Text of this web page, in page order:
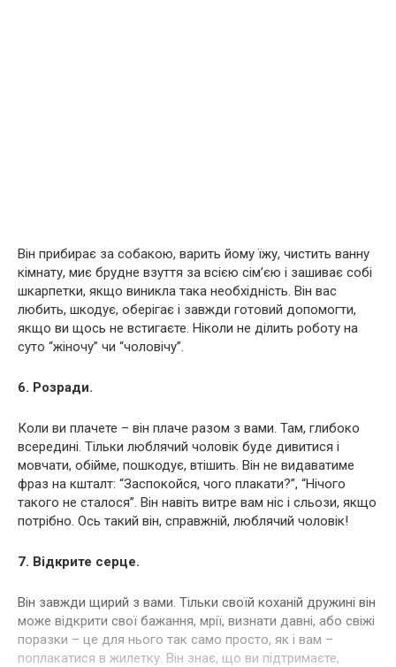
Він прибирає за собакою, варить йому їжу, чистить ванну
кімнату, миє брудне взуття за всією сім’єю і зашиває собі
шкарпетки, якщо виникла така необхідність. Він вас
любить, шкодує, оберігає і завжди готовий допомогти,
якщо ви щось не встигаєте. Ніколи не ділить роботу на
суто “жіночу” чи “чоловічу”.
6. Розради.
Коли ви плачете – він плаче разом з вами. Там, глибоко
всередині. Тільки люблячий чоловік буде дивитися і
мовчати, обійме, пошкодує, втішить. Він не видаватиме
фраз на кшталт: “Заспокойся, чого плакати?”, “Нічого
такого не сталося”. Він навіть витре вам ніс і сльози, якщо
потрібно. Ось такий він, справжній, люблячий чоловік!
7. Відкрите серце.
Він завжди щирий з вами. Тільки своїй коханій дружині він
може відкрити свої бажання, мрії, визнати давні, або свіжі
поразки – це для нього так само просто, як і вам –
поплакатися в жилетку. Він знає, що ви підтримаєте,